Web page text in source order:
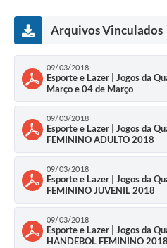
Notícias
Contato
Radar da Transparência Pública
Listagem de Contribuintes Inscritos
Município
Arquivos Vinculados
09/03/2018
Esporte e Lazer | Jogos da
Março e 04 de Março
09/03/2018
Esporte e Lazer | Jogos da
FEMININO ADULTO 2018
09/03/2018
Esporte e Lazer | Jogos da
FEMININO JUVENIL 2018
09/03/2018
Esporte e Lazer | Jogos da
HANDEBOL FEMININO 2018